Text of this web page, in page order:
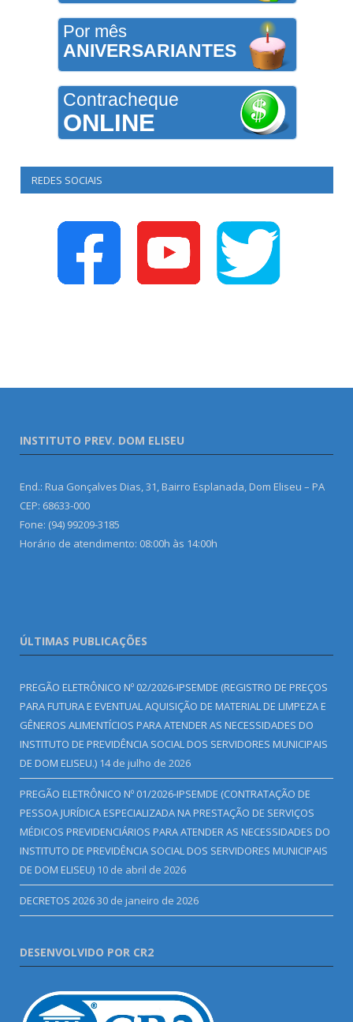
Por mês
ANIVERSARIANTES
Contracheque
ONLINE
REDES SOCIAIS
INSTITUTO PREV. DOM ELISEU
End.: Rua Gonçalves Dias, 31, Bairro Esplanada, Dom Eliseu – PA
CEP: 68633-000
Fone: (94) 99209-3185
Horário de atendimento: 08:00h às 14:00h
ÚLTIMAS PUBLICAÇÕES
PREGÃO ELETRÔNICO Nº 02/2026-IPSEMDE (REGISTRO DE PREÇOS
PARA FUTURA E EVENTUAL AQUISIÇÃO DE MATERIAL DE LIMPEZA E
GÊNEROS ALIMENTÍCIOS PARA ATENDER AS NECESSIDADES DO
INSTITUTO DE PREVIDÊNCIA SOCIAL DOS SERVIDORES MUNICIPAIS
DE DOM ELISEU.) 14 de julho de 2026
PREGÃO ELETRÔNICO Nº 01/2026-IPSEMDE (CONTRATAÇÃO DE
PESSOA JURÍDICA ESPECIALIZADA NA PRESTAÇÃO DE SERVIÇOS
MÉDICOS PREVIDENCIÁRIOS PARA ATENDER AS NECESSIDADES DO
INSTITUTO DE PREVIDÊNCIA SOCIAL DOS SERVIDORES MUNICIPAIS
DE DOM ELISEU) 10 de abril de 2026
DECRETOS 202630 de janeiro de 2026
DESENVOLVIDO POR CR2